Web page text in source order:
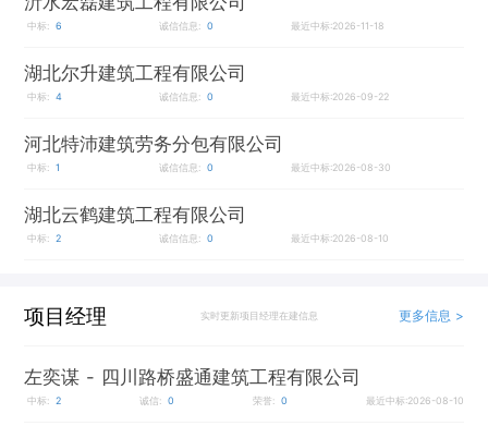
中标: 6 诚信信息: 0 最近中标:2026-11-18
湖北尔升建筑工程有限公司
中标: 4 诚信信息: 0 最近中标:2026-09-22
河北特沛建筑劳务分包有限公司
中标: 1 诚信信息: 0 最近中标:2026-08-30
湖北云鹤建筑工程有限公司
中标: 2 诚信信息: 0 最近中标:2026-08-10
项目经理 实时更新项目经理在建信息 更多信息 >
左奕谋 - 四川路桥盛通建筑工程有限公司
中标: 2 诚信: 0 荣誉: 0 最近中标:2026-08-10